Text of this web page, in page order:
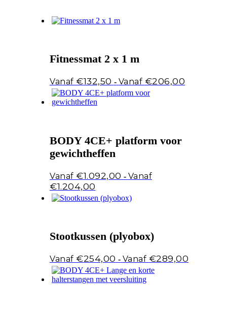
Fitnessmat 2 x 1 m
€132,50 - €206,00
BODY 4CE+ platform voor
gewichtheffen
€1.092,00 -
€1.204,00
€1.092,00
tot
Stootkussen (plyobox)
€254,00 - €289,00